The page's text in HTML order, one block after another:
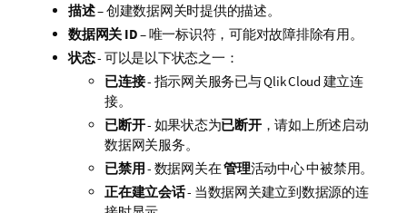
描述– 创建数据网关时提供的描述。
数据网关 ID– 唯一标识符，可能对故障排除有用。
状态- 可以是以下状态之一：
已连接- 指示网关服务已与Qlik Cloud 建立连
接。
已断开- 如果状态为已断开，请如上所述启动
数据网关服务。
已禁用- 数据网关在管理活动中心 中被禁用。
正在建立会话- 当数据网关建立到数据源的连